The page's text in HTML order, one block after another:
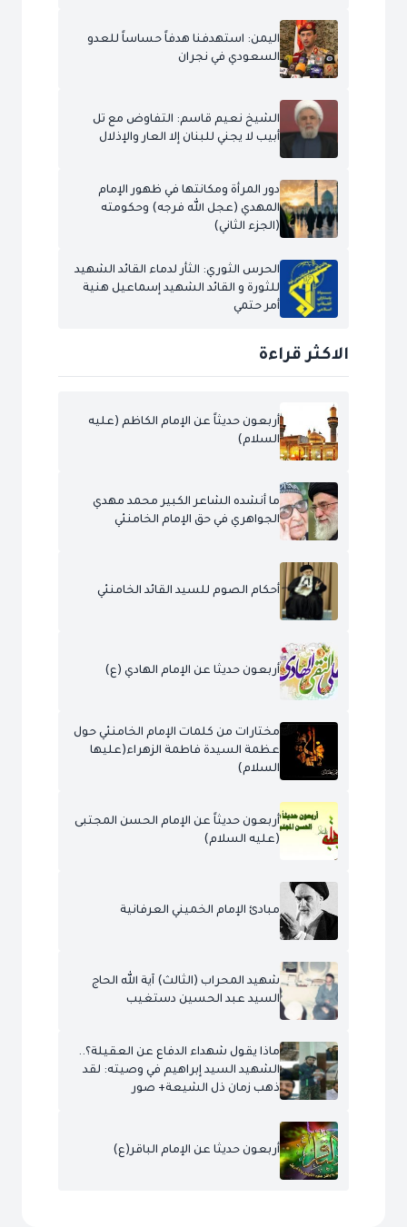
اليمن: استهدفنا هدفاً حساساً للعدو
السعودي في نجران
الشيخ نعيم قاسم: التفاوض مع تل
أبيب لا يجني للبنان إلا العار والإذلال
دور المرأة ومكانتها في ظهور الإمام
المهدي (عجل الله فرجه) وحكومته
(الجزء الثاني)
الحرس الثوري: الثأر لدماء القائد الشهيد
للثورة و القائد الشهيد إسماعيل هنية
أمر حتمي
الاكثر قراءة
أربعون حديثاً عن الإمام الكاظم (عليه
السلام)
ما أنشده الشاعر الكبير محمد مهدي
الجواهري في حق الإمام الخامنئي
أحكام الصوم للسيد القائد الخامنئي
أربعون حديثا عن الإمام الهادي (ع)
مختارات من كلمات الإمام الخامنئي حول
عظمة السيدة فاطمة الزهراء(عليها
السلام)
أربعون حديثاً عن الإمام الحسن المجتبى
(عليه السلام)
مبادئ الإمام الخميني العرفانية
شهيد المحراب (الثالث) آية الله الحاج
السيد عبد الحسين دستغيب
ماذا يقول شهداء الدفاع عن العقيلة؟..
الشهيد السيد إبراهيم في وصيته: لقد
ذهب زمان ذل الشيعة+ صور
أربعون حديثا عن الإمام الباقر(ع)